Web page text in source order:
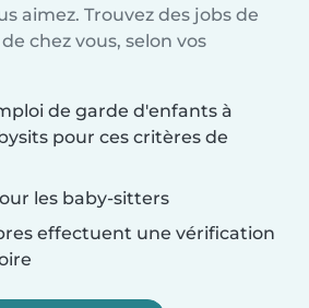
aimez. Trouvez des jobs de
chez vous, selon vos
de garde d'enfants à
pour ces critères de
les baby-sitters
effectuent une vérification